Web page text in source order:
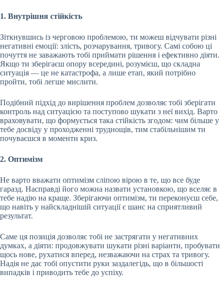
1. Внутрішня стійкість
Зіткнувшись із черговою проблемою, ти можеш відчувати різні
негативні емоції: злість, розчарування, тривогу. Самі собою ці
почуття не заважають тобі приймати рішення і ефективно діяти.
Якщо ти зберігаєш опору всередині, розумієш, що складна
ситуація — це не катастрофа, а лише етап, який потрібно
пройти, тобі легше мислити.
Подібний підхід до вирішення проблем дозволяє тобі зберігати
контроль над ситуацією та поступово шукати з неї вихід. Варто
враховувати, що формується така стійкість згодом: чим більше у
тебе досвіду у проходженні труднощів, тим стабільнішим ти
почуваєшся в моменти криз.
2. Оптимізм
Не варто вважати оптимізм сліпою вірою в те, що все буде
гаразд. Насправді його можна назвати установкою, що вселяє в
тебе надію на краще. Зберігаючи оптимізм, ти переконуєш себе,
що навіть у найскладнішій ситуації є шанс на сприятливий
результат.
Саме ця позиція дозволяє тобі не застрягати у негативних
думках, а діяти: продовжувати шукати різні варіанти, пробувати
щось нове, рухатися вперед, незважаючи на страх та тривогу.
Надія не дає тобі опустити руки заздалегідь, що в більшості
випадків і приводить тебе до успіху.